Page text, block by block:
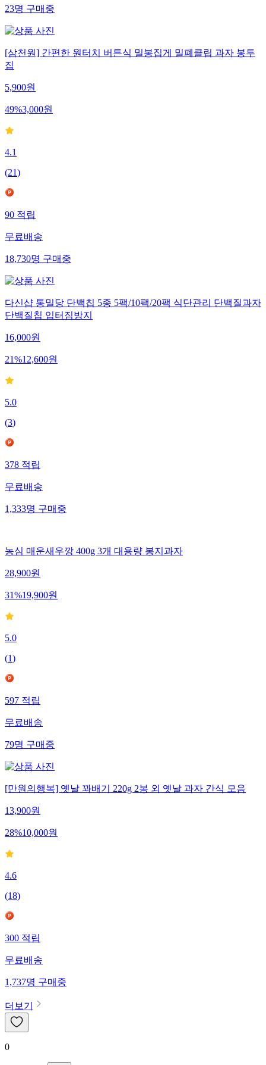
23명구매중
[삼천원] 간편한 원터치 버튼식 밀봉집게 밀폐클립 과자 봉투
집
5,900원
49%3,000원
4.1
(21)
90적립
무료배송
18,730명구매중
다신샵 통밀당 단백칩 5종 5팩/10팩/20팩 식단관리 단백질과자
단백질칩 입터짐방지
16,000원
21%12,600원
5.0
(3)
378적립
무료배송
1,333명구매중
농심 매운새우깡 400g 3개 대용량 봉지과자
28,900원
31%19,900원
5.0
(1)
597적립
무료배송
79명구매중
[만원의행복] 옛날 꽈배기 220g 2봉 외 옛날 과자 간식 모음
13,900원
28%10,000원
4.6
(18)
300적립
무료배송
1,737명구매중
더보기